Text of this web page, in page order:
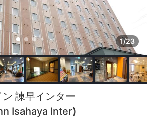
1/23
諫早インター
Isahaya Inter)